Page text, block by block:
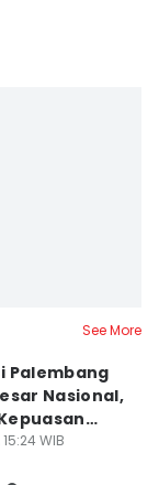
See More
Palembang
Nasional,
WIB